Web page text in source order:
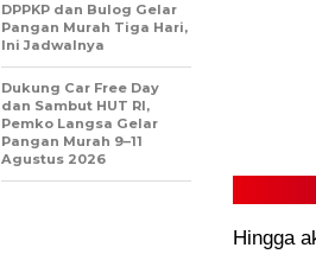
Hingga
DPPKP dan Bulog Gelar
Pangan Murah Tiga Hari,
Ini Jadwalnya
Dukung Car Free Day
dan Sambut HUT RI,
Pemko Langsa Gelar
Pangan Murah 9–11
Agustus 2026